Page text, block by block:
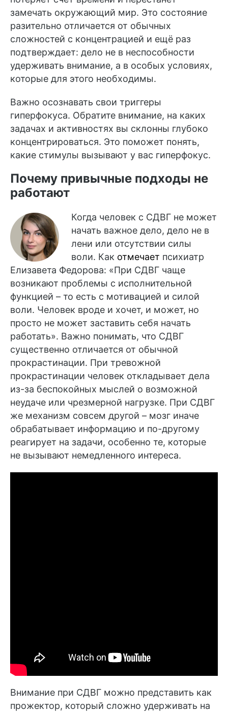
замечать окружающий мир. Это состояние
разительно отличается от обычных
сложностей с концентрацией и ещё раз
подтверждает: дело не в неспособности
удерживать внимание, а в особых условиях,
которые для этого необходимы.
Важно осознавать свои триггеры
гиперфокуса. Обратите внимание, на каких
задачах и активностях вы склонны глубоко
концентрироваться. Это поможет понять,
какие стимулы вызывают у вас гиперфокус.
Почему привычные подходы не
работают
Когда человек с СДВГ не может
начать важное дело, дело не в
лени или отсутствии силы
воли. Как отмечает психиатр
Елизавета Федорова: «При СДВГ чаще
возникают проблемы с исполнительной
функцией – то есть с мотивацией и силой
воли. Человек вроде и хочет, и может, но
просто не может заставить себя начать
работать». Важно понимать, что СДВГ
существенно отличается от обычной
прокрастинации. При тревожной
прокрастинации человек откладывает дела
из-за беспокойных мыслей о возможной
неудаче или чрезмерной нагрузке. При СДВГ
же механизм совсем другой – мозг иначе
обрабатывает информацию и по-другому
реагирует на задачи, особенно те, которые
не вызывают немедленного интереса.
Внимание при СДВГ можно представить как
прожектор, который сложно удерживать на